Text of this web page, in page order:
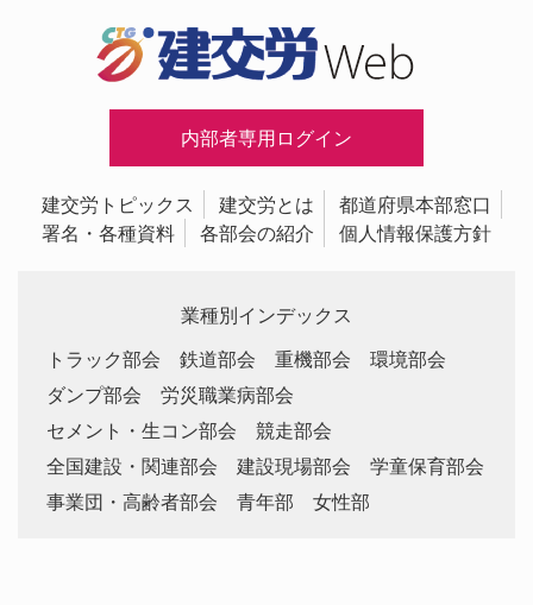
内部者専用ログイン
建交労トピックス 建交労とは
都道府県本部窓口
署名・各種資料
各部会の紹介 個人情報保護方針
業種別インデックス
トラック部会
鉄道部会 重機部会
環境部会
ダンプ部会
労災職業病部会
セメント・生コン部会
競走部会
全国建設・関連部会
建設現場部会
学童保育部会
事業団・高齢者部会
青年部 女性部